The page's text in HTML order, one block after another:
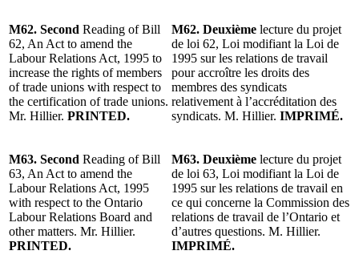
M62. Second Reading of Bill
62, An Act to amend the
Labour Relations Act, 1995 to
increase the rights of members
of trade unions with respect to
the certification of trade unions.
Mr. Hillier. PRINTED.
M62. Deuxième lecture du projet
de loi 62, Loi modifiant la Loi de
1995 sur les relations de travail
pour accroître les droits des
membres des syndicats
relativement à l’accréditation des
syndicats. M. Hillier. IMPRIMÉ.
M63. Second Reading of Bill
63, An Act to amend the
Labour Relations Act, 1995
with respect to the Ontario
Labour Relations Board and
other matters. Mr. Hillier.
PRINTED.
M63. Deuxième lecture du projet
de loi 63, Loi modifiant la Loi de
1995 sur les relations de travail en
ce qui concerne la Commission des
relations de travail de l’Ontario et
d’autres questions. M. Hillier.
IMPRIMÉ.